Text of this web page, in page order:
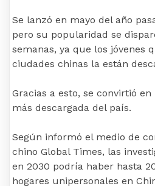
Se lanzó en mayo del año
pero su popularidad se
semanas, ya que los jóvenes
ciudades chinas la están
Gracias a esto, se convirtió
más descargada del país.
Según informó el medio de
chino Global Times, las
en 2030 podría haber hasta
hogares unipersonales en